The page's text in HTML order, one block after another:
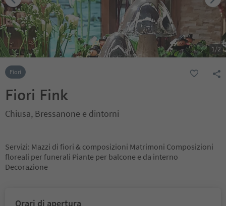
1/2
Fiori
Fiori Fink
Chiusa, Bressanone e dintorni
Servizi: Mazzi di fiori & composizioni Matrimoni Composizioni
floreali per funerali Piante per balcone e da interno
Decorazione
Orari di apertura